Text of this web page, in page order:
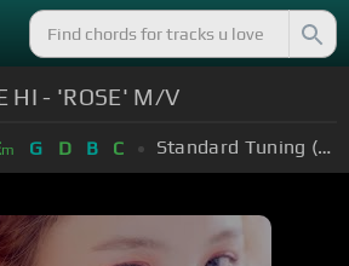
HI - 'ROSE' M/V
m G D B C Standard Tuning (EADGBE)